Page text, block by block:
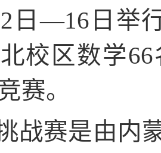
日—16日举
校区数学
赛。
战赛是由内